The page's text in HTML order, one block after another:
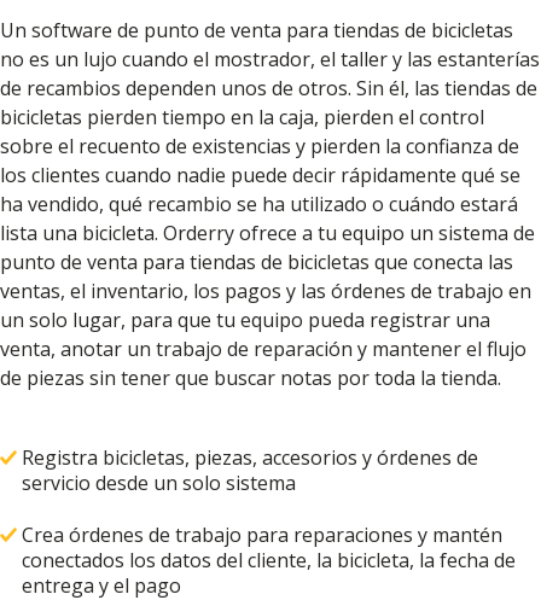
Un software de punto de venta para tiendas de bicicletas
no es un lujo cuando el mostrador, el taller y las estanterías
de recambios dependen unos de otros. Sin él, las tiendas de
bicicletas pierden tiempo en la caja, pierden el control
sobre el recuento de existencias y pierden la confianza de
los clientes cuando nadie puede decir rápidamente qué se
ha vendido, qué recambio se ha utilizado o cuándo estará
lista una bicicleta. Orderry ofrece a tu equipo un sistema de
punto de venta para tiendas de bicicletas que conecta las
ventas, el inventario, los pagos y las órdenes de trabajo en
un solo lugar, para que tu equipo pueda registrar una
venta, anotar un trabajo de reparación y mantener el flujo
de piezas sin tener que buscar notas por toda la tienda.
Registra bicicletas, piezas, accesorios y órdenes de
servicio desde un solo sistema
Crea órdenes de trabajo para reparaciones y mantén
conectados los datos del cliente, la bicicleta, la fecha de
entrega y el pago